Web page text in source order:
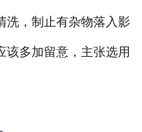
洗，制止有杂物落入影
该多加留意，主张选用